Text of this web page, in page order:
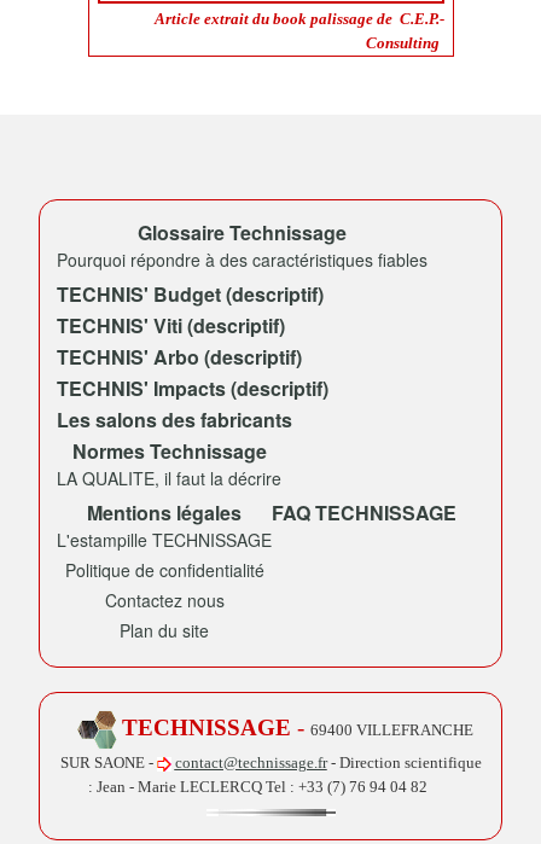
Article extrait du book palissage de C.E.P.-
Consulting
Glossaire Technissage
Pourquoi répondre à des caractéristiques fiables
TECHNIS' Budget (descriptif)
TECHNIS' Viti (descriptif)
TECHNIS' Arbo (descriptif)
TECHNIS' Impacts (descriptif)
Les salons des fabricants
Normes Technissage
LA QUALITE, il faut la décrire
Mentions légales
L'estampille TECHNISSAGE
Politique de confidentialité
Contactez nous
Plan du site
FAQ TECHNISSAGE
TECHNISSAGE - 69400 VILLEFRANCHE
SUR SAONE -
contact@technissage.fr- Direction scientifique
: Jean - Marie LECLERCQ Tel : +33 (7) 76 94 04 82